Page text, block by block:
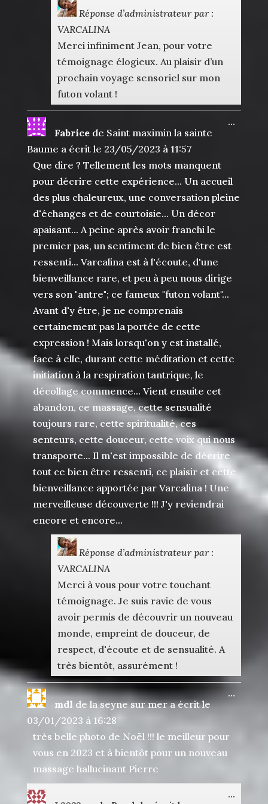
Réponse d’administrateur par :
VARCALINA
Merci infiniment Jean, pour votre
témoignage élogieux. Au plaisir d’un
prochain voyage sensoriel sur mon
futon volant !
Fabrice de Saint maximin la sainte
Baume a écrit le 23/05/2023 à 11:57
Que dire ? Tellement les mots manquent
pour décrire cette expérience... Un accueil
des plus chaleureux, une conversation pleine
d'échanges et de courtoisie... Un décor
apaisant... A peine après avoir franchi le
premier pas, un sentiment de bien être est
ressenti... Varcalina est à l'écoute, d'une
bienveillance rare, et peu à peu nous dirige
vers son "antre"; ce fameux "futon volant"...
Avant d'y être, je ne comprenais
certainement pas la portée de cette
expression ! Mais lorsqu'on y est installé,
face à elle, durant cette méditation et cette
initiation à la respiration tantrique, le
décollage commence... Vient ensuite cet
abandon, ce massage, cette sensualité
toujours rare, cette spiritualité, ces
senteurs, cette douceur, cette voix qui nous
transporte... Il m'est impossible de décrire
tout ce bien être ressenti, ce plaisir et cette
bienveillance apportée par Varcalina ! Une
merveilleuse découverte !!! J'y reviendrai
encore et encore...
Réponse d’administrateur par :
VARCALINA
Merci à vous pour votre touchant
témoignage. Je suis ravie de vous
avoir permis de découvrir un nouveau
monde, empreint de douceur, de
respect, d'écoute et de sensualité. A
très bientôt, assurément !
...
mdl de la seyne sur mer a écrit le
03/01/2023 à 16:28
très belle photo de Noël !!! le meilleur pour
vous en 2023 et à bientôt pour un nouveau
massage hallucinant Pierre
...
...